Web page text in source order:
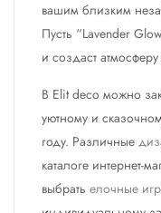
вашим близким
Пусть “Lavender
и создаст
В Elit deco можно
уютному и
году. Различные
каталоге интернет-
выбрать елочные